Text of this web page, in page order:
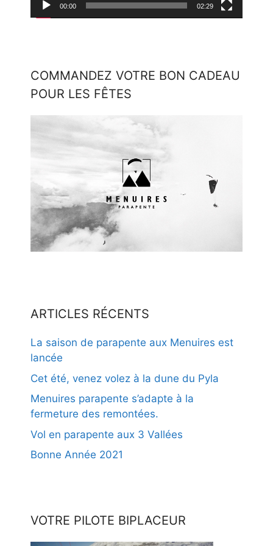
00:00 02:29
COMMANDEZ VOTRE BON CADEAU
POUR LES FÊTES
ARTICLES RÉCENTS
La saison de parapente aux Menuires est
lancée
Cet été, venez volez à la dune du Pyla
Menuires parapente s’adapte à la
fermeture des remontées.
Vol en parapente aux 3 Vallées
Bonne Année 2021
VOTRE PILOTE BIPLACEUR